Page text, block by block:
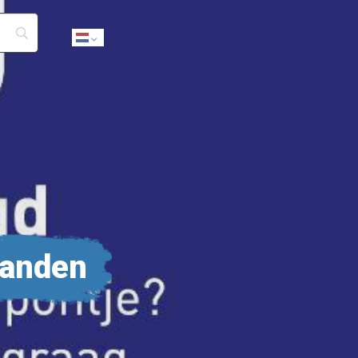
Dutch